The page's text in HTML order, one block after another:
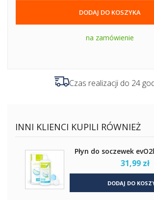
DODAJ DO KOSZYKA
na zamówienie
Czas realizacji do 24
INNI KLIENCI KUPILI RÓWNIEŻ
Płyn do soczewek
31,99 zł
DODAJ DO